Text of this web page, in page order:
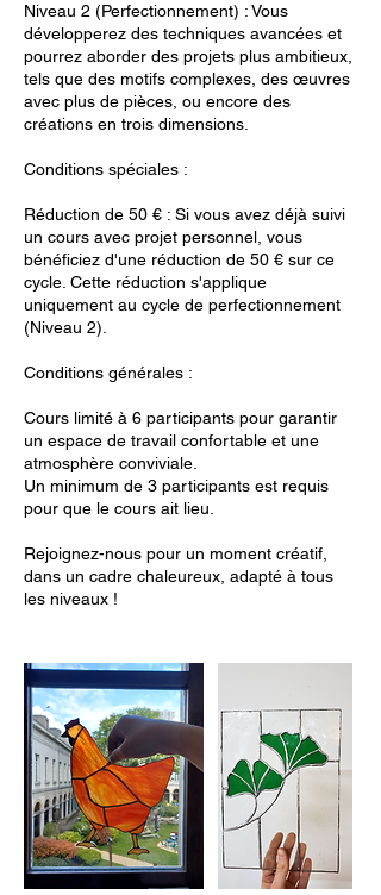
Niveau 2 (Perfectionnement) : Vous
développerez des techniques avancées et
pourrez aborder des projets plus ambitieux,
tels que des motifs complexes, des œuvres
avec plus de pièces, ou encore des
créations en trois dimensions.
Conditions spéciales :
Réduction de 50 € : Si vous avez déjà suivi
un cours avec projet personnel, vous
bénéficiez d'une réduction de 50 € sur ce
cycle. Cette réduction s'applique
uniquement au cycle de perfectionnement
(Niveau 2).
Conditions générales :
Cours limité à 6 participants pour garantir
un espace de travail confortable et une
atmosphère conviviale.
Un minimum de 3 participants est requis
pour que le cours ait lieu.
Rejoignez-nous pour un moment créatif,
dans un cadre chaleureux, adapté à tous
les niveaux !